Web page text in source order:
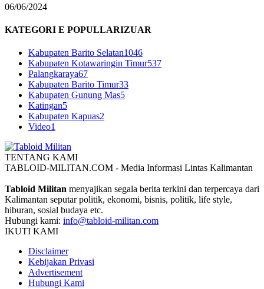
06/06/2024
KATEGORI E POPULLARIZUAR
Kabupaten Barito Selatan1046
Kabupaten Kotawaringin Timur537
Palangkaraya67
Kabupaten Barito Timur33
Kabupaten Gunung Mas5
Katingan5
Kabupaten Kapuas2
Video1
TENTANG KAMI
TABLOID-MILITAN.COM - Media Informasi Lintas Kalimantan
Tabloid Militan menyajikan segala berita terkini dan terpercaya dari
Kalimantan seputar politik, ekonomi, bisnis, politik, life style,
hiburan, sosial budaya etc.
Hubungi kami: info@tabloid-militan.com
IKUTI KAMI
Disclaimer
Kebijakan Privasi
Advertisement
Hubungi Kami